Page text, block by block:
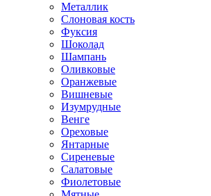
Металлик
Слоновая кость
Фуксия
Шоколад
Шампань
Оливковые
Оранжевые
Вишневые
Изумрудные
Венге
Ореховые
Янтарные
Сиреневые
Салатовые
Фиолетовые